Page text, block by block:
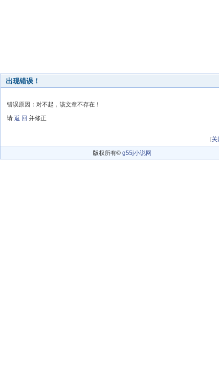
出现错误！
错误原因：对不起，该文章不存在！
请 返 回 并修正
[关
版权所有© g55j小说网